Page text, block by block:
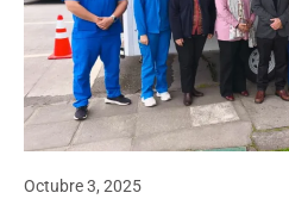
Octubre 3, 2025